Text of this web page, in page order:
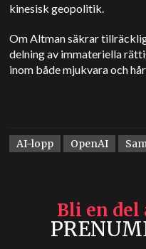
kinesisk geopolitik.
Om Altman säkrar
delning av immateriella
inom både mjukvara och
AI-lopp OpenAI
Bli en